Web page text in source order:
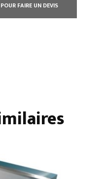
FAIRE UN DEVIS